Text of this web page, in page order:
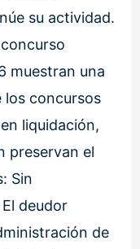
su actividad.
muestran una
los concursos
liquidación,
preservan el
Sin
deudor
de